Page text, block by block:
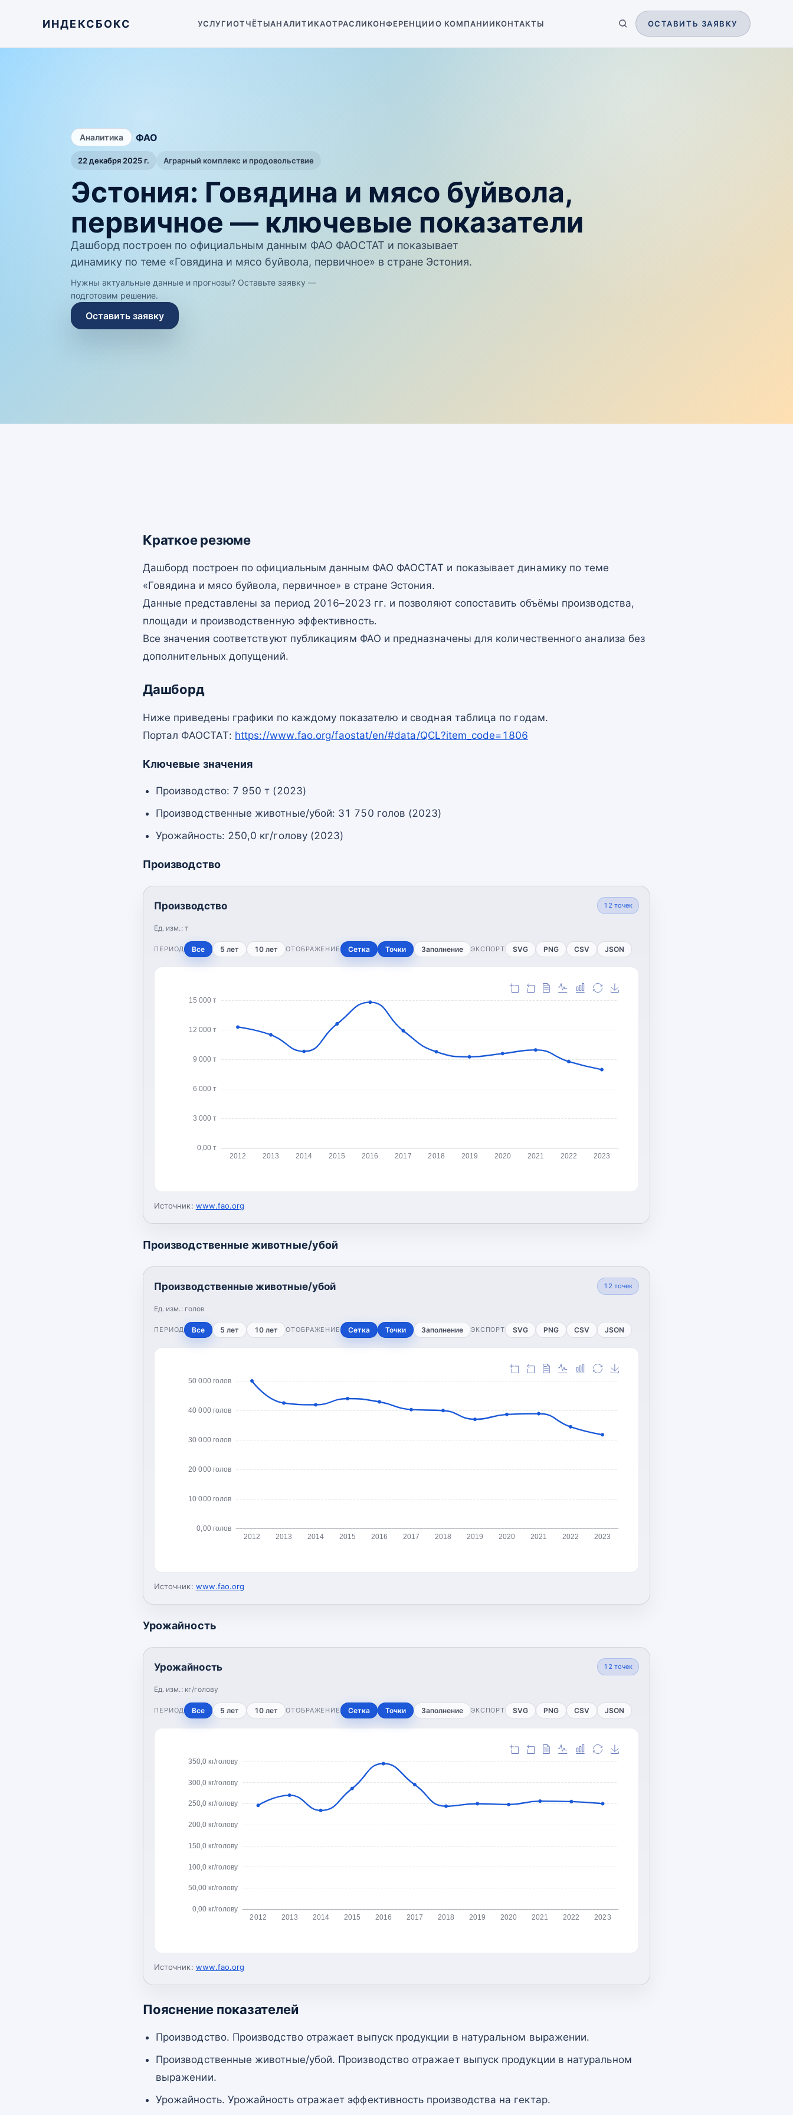
ИНДЕКСБОКС УСЛУГИОТЧЁТЫАНАЛИТИКАОТРАСЛИКОНФЕРЕНЦИИО КОМПАНИИКОНТАКТЫ ОСТАВИТЬ ЗАЯВКУ
Аналитика /ФАО
22 декабря 2025 г. Аграрный комплекс и продовольствие
Эстония: Говядина и мясо буйвола,
первичное — ключевые показатели
Дашборд построен по официальным данным ФАО ФАОСТАТ и показывает
динамику по теме «Говядина и мясо буйвола, первичное» в стране Эстония.
Нужны актуальные данные и прогнозы? Оставьте заявку —
подготовим решение.
Оставить заявку
Краткое резюме
Дашборд построен по официальным данным ФАО ФАОСТАТ и показывает динамику по теме
«Говядина и мясо буйвола, первичное» в стране Эстония.
Данные представлены за период 2016–2023 гг. и позволяют сопоставить объёмы производства,
площади и производственную эффективность.
Все значения соответствуют публикациям ФАО и предназначены для количественного анализа без
дополнительных допущений.
Дашборд
Ниже приведены графики по каждому показателю и сводная таблица по годам.
Портал ФАОСТАТ: https://www.fao.org/faostat/en/#data/QCL?item_code=1806
Ключевые значения
Производство: 7 950 т (2023)
Производственные животные/убой: 31 750 голов (2023)
Урожайность: 250,0 кг/голову (2023)
Производство
Производство
Ед. изм.: т
12 точек
ПЕРИОД Все 5 лет 10 лет ОТОБРАЖЕНИЕ Сетка Точки Заполнение ЭКСПОРТ SVG PNG CSV JSON
0,00 т
3 000 т
6 000 т
9 000 т
12 000 т
15 000 т
2012 2013 2014 2015 2016 2017 2018 2019 2020 2021 2022 2023
Источник: www.fao.org
Производственные животные/убой
Производственные животные/убой
Ед. изм.: голов
12 точек
ПЕРИОД Все 5 лет 10 лет ОТОБРАЖЕНИЕ Сетка Точки Заполнение ЭКСПОРТ SVG PNG CSV JSON
0,00 голов
10 000 голов
20 000 голов
30 000 голов
40 000 голов
50 000 голов
2012 2013 2014 2015 2016 2017 2018 2019 2020 2021 2022 2023
Источник: www.fao.org
Урожайность
Урожайность
Ед. изм.: кг/голову
12 точек
ПЕРИОД Все 5 лет 10 лет ОТОБРАЖЕНИЕ Сетка Точки Заполнение ЭКСПОРТ SVG PNG CSV JSON
0,00 кг/голову
50,00 кг/голову
100,0 кг/голову
150,0 кг/голову
200,0 кг/голову
250,0 кг/голову
300,0 кг/голову
350,0 кг/голову
2012 2013 2014 2015 2016 2017 2018 2019 2020 2021 2022 2023
Источник: www.fao.org
Пояснение показателей
Производство. Производство отражает выпуск продукции в натуральном выражении.
Производственные животные/убой. Производство отражает выпуск продукции в натуральном
выражении.
Урожайность. Урожайность отражает эффективность производства на гектар.